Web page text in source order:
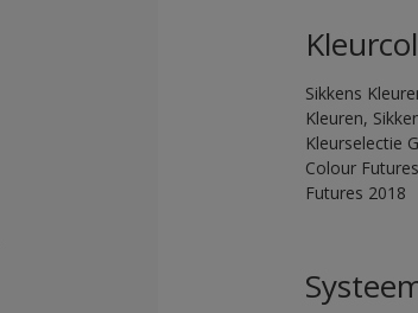
Sikkens
Kleuren,
Kleurselectie
Colour
Futures 2018